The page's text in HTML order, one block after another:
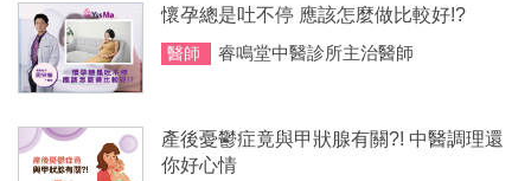
懷孕總是吐不停 應該怎麼做比較好!?
醫師 睿鳴堂中醫診所主治醫師
產後憂鬱症竟與甲狀腺有關?! 中醫調理還
你好心情